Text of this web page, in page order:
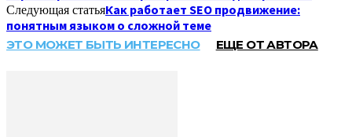
Следующая статьяКак работает SEO продвижение:
понятным языком о сложной теме
ЭТО МОЖЕТ БЫТЬ ИНТЕРЕСНО ЕЩЕ ОТ АВТОРА